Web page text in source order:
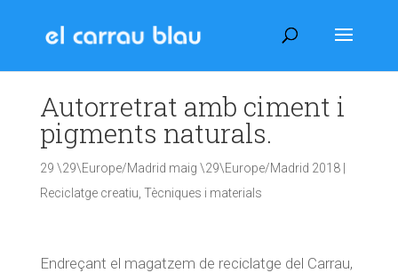
Autorretrat amb ciment i
pigments naturals.
29 \29\Europe/Madrid maig \29\Europe/Madrid 2018|
Reciclatge creatiu Tècniques i materials
Endreçant el magatzem de reciclatge del Carrau,